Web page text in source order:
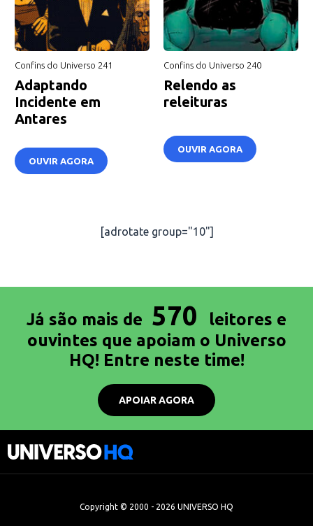
Confins do Universo 241
Adaptando
Incidente em
Antares
OUVIR AGORA
Confins do Universo 240
Relendo as
releituras
OUVIR AGORA
[adrotate group="10"]
Já são mais de 570
leitores e
ouvintes que apoiam o Universo
HQ! Entre neste time!
APOIAR AGORA
Copyright © 2000 - 2026 UNIVERSO HQ